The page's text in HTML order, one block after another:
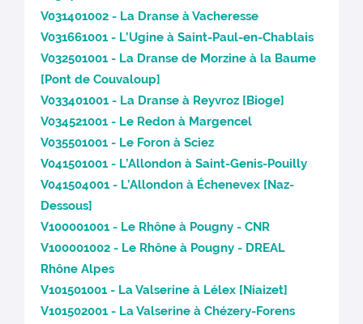
V031401002 - La Dranse à Vacheresse
V031661001 - L’Ugine à Saint-Paul-en-Chablais
V032501001 - La Dranse de Morzine à la Baume
[Pont de Couvaloup]
V033401001 - La Dranse à Reyvroz [Bioge]
V034521001 - Le Redon à Margencel
V035501001 - Le Foron à Sciez
V041501001 - L’Allondon à Saint-Genis-Pouilly
V041504001 - L’Allondon à Échenevex [Naz-
Dessous]
V100001001 - Le Rhône à Pougny - CNR
V100001002 - Le Rhône à Pougny - DREAL
Rhône Alpes
V101501001 - La Valserine à Lélex [Niaizet]
V101502001 - La Valserine à Chézery-Forens